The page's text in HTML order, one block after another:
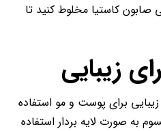
صابون کاستیا مخلوط کنید تا
زیبایی
برای پوست و مو استفاده
به صورت لایه بردار استفاده